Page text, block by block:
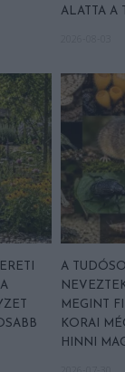
ALATTA A
A
MEGINT
KORAI
HINNI